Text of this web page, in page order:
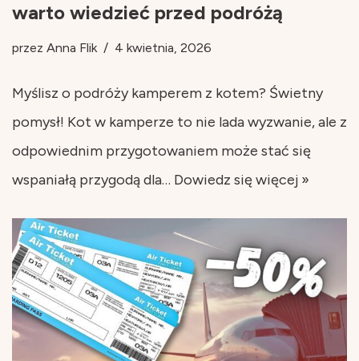
warto wiedzieć przed podróżą
przez Anna Flik 4 kwietnia, 2026
Myślisz o podróży kamperem z kotem? Świetny
pomysł! Kot w kamperze to nie lada wyzwanie, ale z
odpowiednim przygotowaniem może stać się
wspaniałą przygodą dla… Dowiedz się więcej »